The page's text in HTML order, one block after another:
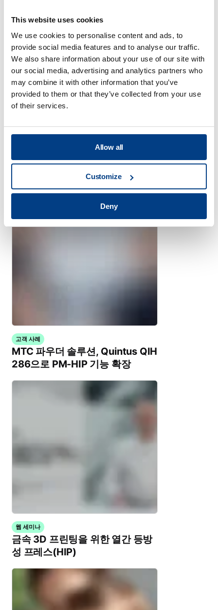
This website uses cookies
We use cookies to personalise content and ads, to
provide social media features and to analyse our traffic.
We also share information about your use of our site with
our social media, advertising and analytics partners who
may combine it with other information that you’ve
provided to them or that they’ve collected from your use
of their services.
Allow all
Customize
Deny
퀸투스 캐피탈의 고온 등방성 프레
고객 사례
MTC 파우더 솔루션, Quintus QIH
286으로 PM-HIP 기능 확장
웹 세미나
금속 3D 프린팅을 위한 열간 등방
성 프레스(HIP)